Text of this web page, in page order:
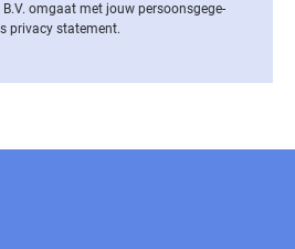
omgaat met jouw per­soons­ge­ge­
privacy statement.